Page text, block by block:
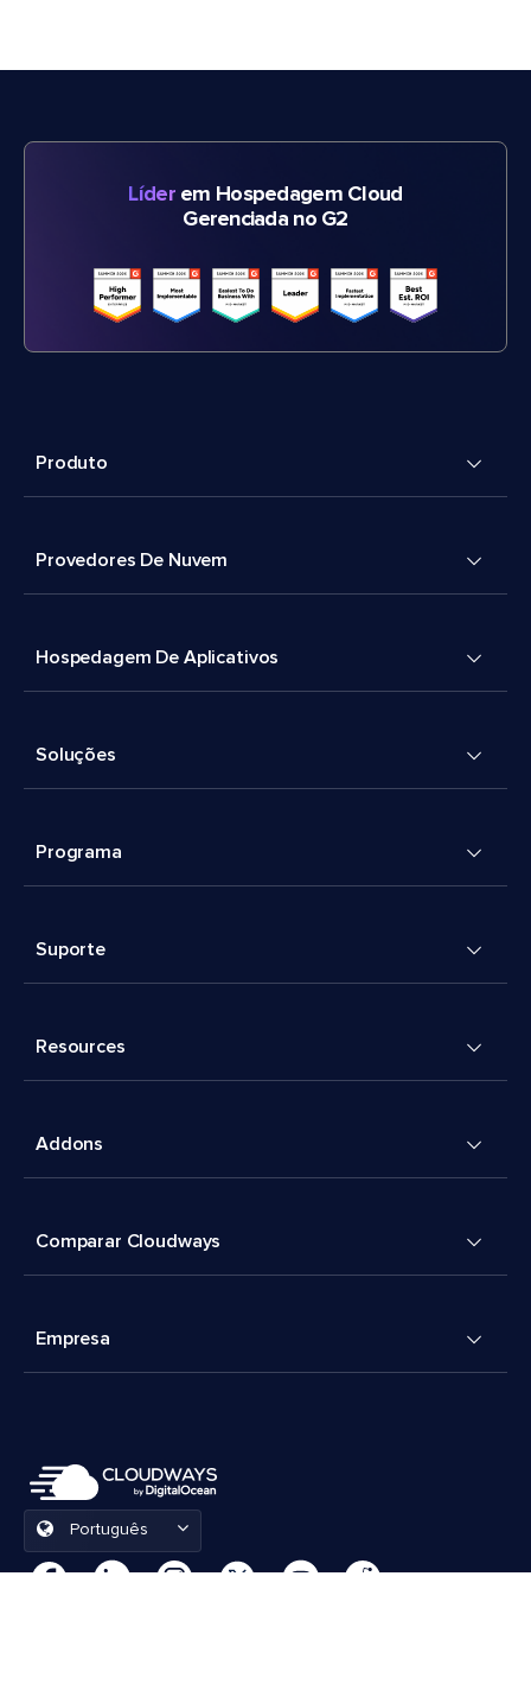
Líderem Hospedagem Cloud
Gerenciada no G2
Produto
Provedores De Nuvem
Hospedagem De Aplicativos
Soluções
Programa
Suporte
Resources
Addons
Comparar Cloudways
Empresa
Português